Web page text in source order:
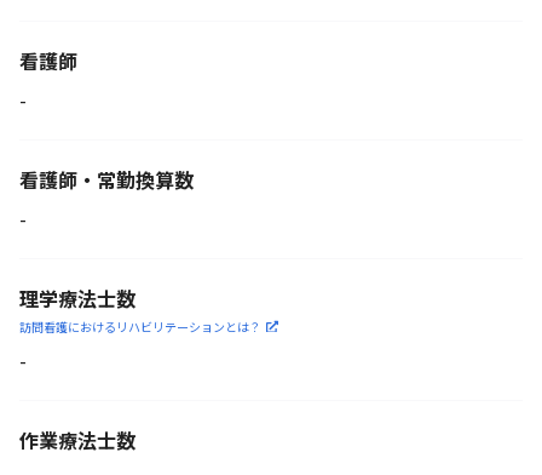
看護師
-
看護師・常勤換算数
-
理学療法士数
訪問看護におけるリハビリ テーションとは？
-
作業療法士数